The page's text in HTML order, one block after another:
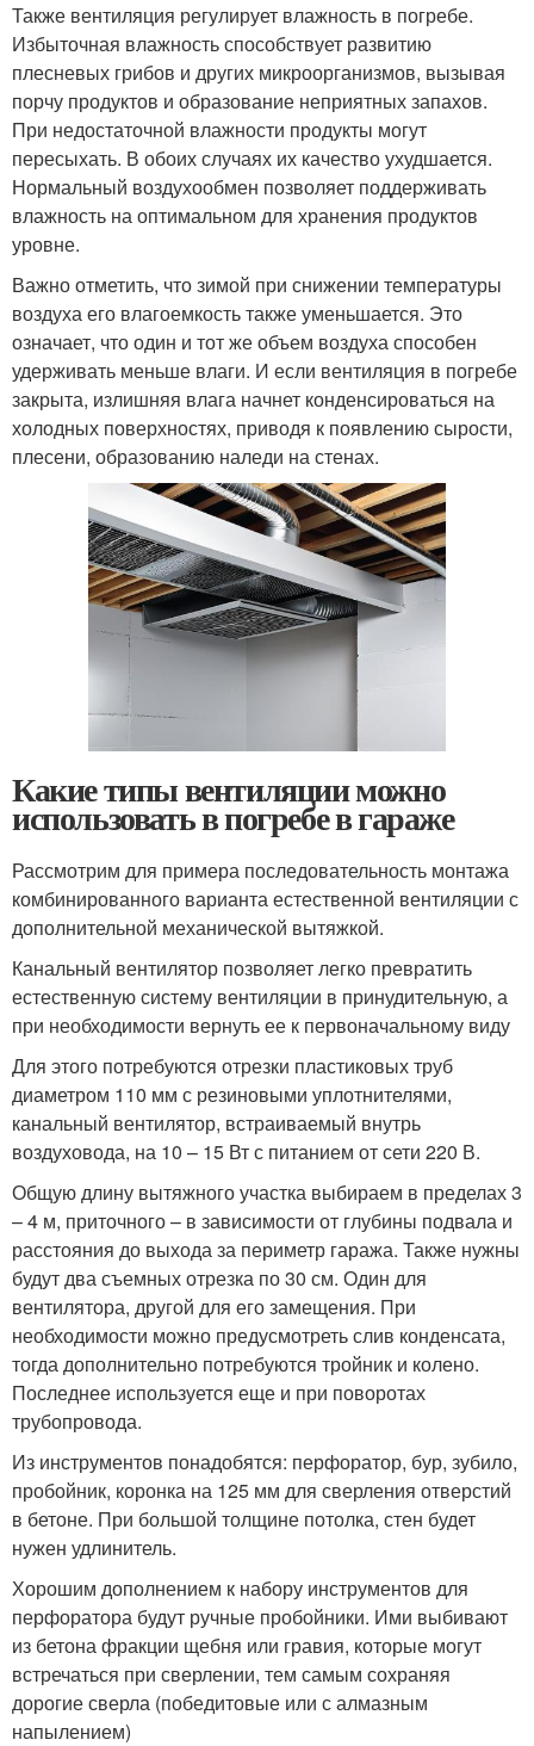
Также вентиляция регулирует влажность в погребе.
Избыточная влажность способствует развитию
плесневых грибов и других микроорганизмов, вызывая
порчу продуктов и образование неприятных запахов.
При недостаточной влажности продукты могут
пересыхать. В обоих случаях их качество ухудшается.
Нормальный воздухообмен позволяет поддерживать
влажность на оптимальном для хранения продуктов
уровне.
Важно отметить, что зимой при снижении температуры
воздуха его влагоемкость также уменьшается. Это
означает, что один и тот же объем воздуха способен
удерживать меньше влаги. И если вентиляция в погребе
закрыта, излишняя влага начнет конденсироваться на
холодных поверхностях, приводя к появлению сырости,
плесени, образованию наледи на стенах.
Какие типы вентиляции можно
использовать в погребе в гараже
Рассмотрим для примера последовательность монтажа
комбинированного варианта естественной вентиляции с
дополнительной механической вытяжкой.
Канальный вентилятор позволяет легко превратить
естественную систему вентиляции в принудительную, а
при необходимости вернуть ее к первоначальному виду
Для этого потребуются отрезки пластиковых труб
диаметром 110 мм с резиновыми уплотнителями,
канальный вентилятор, встраиваемый внутрь
воздуховода, на 10 – 15 Вт с питанием от сети 220 В.
Общую длину вытяжного участка выбираем в пределах 3
– 4 м, приточного – в зависимости от глубины подвала и
расстояния до выхода за периметр гаража. Также нужны
будут два съемных отрезка по 30 см. Один для
вентилятора, другой для его замещения. При
необходимости можно предусмотреть слив конденсата,
тогда дополнительно потребуются тройник и колено.
Последнее используется еще и при поворотах
трубопровода.
Из инструментов понадобятся: перфоратор, бур, зубило,
пробойник, коронка на 125 мм для сверления отверстий
в бетоне. При большой толщине потолка, стен будет
нужен удлинитель.
Хорошим дополнением к набору инструментов для
перфоратора будут ручные пробойники. Ими выбивают
из бетона фракции щебня или гравия, которые могут
встречаться при сверлении, тем самым сохраняя
дорогие сверла (победитовые или с алмазным
напылением)